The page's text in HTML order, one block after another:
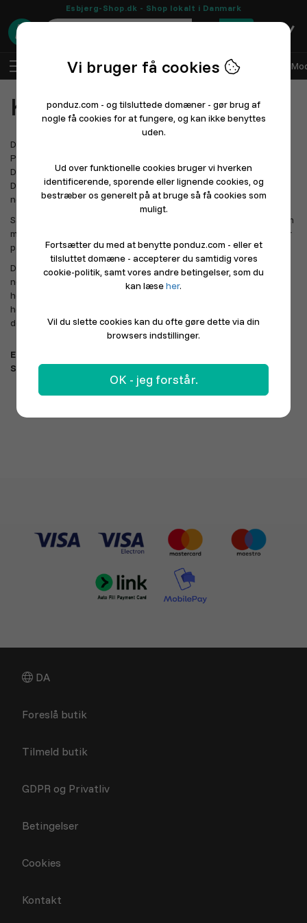
Esbjerg-Shop.dk - Shop lokalt i Danmark
0
Log ind Sælg med Ponduz Alle afdelinger
Kontakt Ponduz
Det er vigtigt for os at oplyse dig om at ponduz.com, som drives af
Ponduz ApS, er 100% dansk, og afregner SKAT, MOMS osv. i
Danmark. Ingen penge overføres til udlandet - alt forbliver i
Danmark. Dét synes vi er værd at tænke over, når du handler på
nettet.
Samtidig arbejder vi hårdt på at gøre det så billigt og attraktivt som
muligt for danske butikker og online sælgere, at sælge deres varer
på nettet.
Du er altid velkommen til at kontakte ponduz.com via
nedenstående kontaktoplysninger. For at holde serviceniveauet
højt og omkostningerne nede, opfordrer vi til at indlede din
henvendelse med en email eller en SMS. Vi vender altid tilbage –
det garanterer vi.
E-mail:
SMS:
60 47 47 24
DA
Foreslå butik
Tilmeld butik
GDPR og Privatliv
Betingelser
Cookies
Kontakt
Vi bruger få cookies
ponduz.com - og tilsluttede domæner - gør brug af
nogle få cookies for at fungere, og kan ikke benyttes
uden.
Ud over funktionelle cookies bruger vi hverken
identificerende, sporende eller lignende cookies, og
bestræber os generelt på at bruge så få cookies som
muligt.
Fortsætter du med at benytte ponduz.com - eller et
tilsluttet domæne - accepterer du samtidig vores
cookie-politik, samt vores andre betingelser, som du
kan læseher.
Vil du slette cookies kan du ofte gøre dette via din
browsers indstillinger.
OK - jeg forstår.